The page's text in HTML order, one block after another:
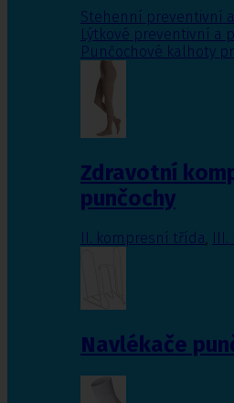
Stehenní preventivní
Lýtkové preventivní a
Punčochové kalhoty
Zdravotní
punčochy
II. kompresní třída III.
Navlékače